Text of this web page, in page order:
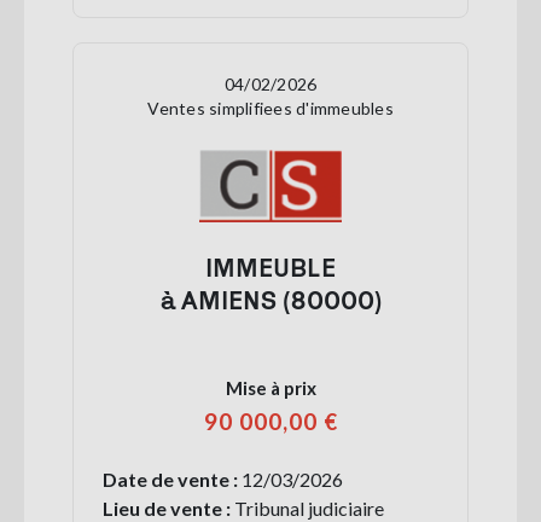
04/02/2026
Ventes simplifiees d'immeubles
IMMEUBLE
à AMIENS (80000)
Mise à prix
90 000,00 €
Date de vente : 12/03/2026
Lieu de vente : Tribunal judiciaire